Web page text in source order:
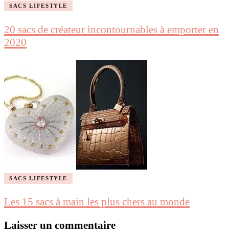
SACS LIFESTYLE
20 sacs de créateur incontournables à emporter en
2020
SACS LIFESTYLE
Les 15 sacs à main les plus chers au monde
Laisser un commentaire